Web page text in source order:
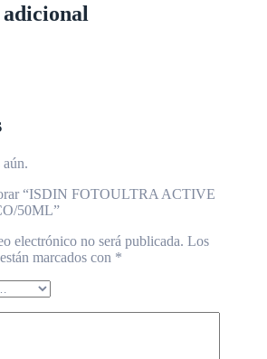
“ISDIN FOTOULTRA ACTIVE
50ML”
electrónico no será publicada. Los
marcados con *